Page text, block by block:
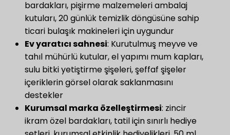
bardakları, pişirme malzemeleri ambalaj
kutuları, 20 günlük temizlik döngüsüne sahip
ticari bulaşık makineleri için uygundur
Ev yaratıcı sahnesi​​: Kurutulmuş meyve ve
tahıl mühürlü kutular, el yapımı mum kapları,
sulu bitki yetiştirme şişeleri, şeffaf şişeler
içeriklerin görsel olarak saklanmasını
destekler
Kurumsal marka özelleştirmesi​​: zincir
ikram özel bardakları, tatil için sınırlı hediye